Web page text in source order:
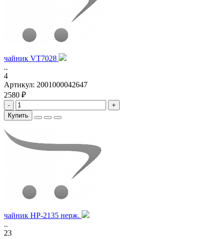
чайник VT7028
..
4
Артикул: 2001000042647
2580 ₽
-
+
Купить
чайник HP-2135 нерж.
..
23